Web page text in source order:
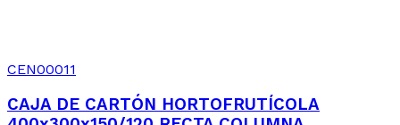
CEN00011
CAJA DE CARTÓN HORTOFRUTÍCOLA